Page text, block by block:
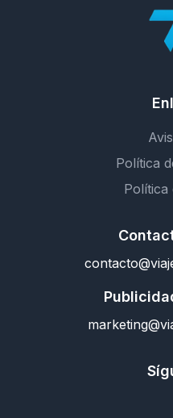
Política
Política